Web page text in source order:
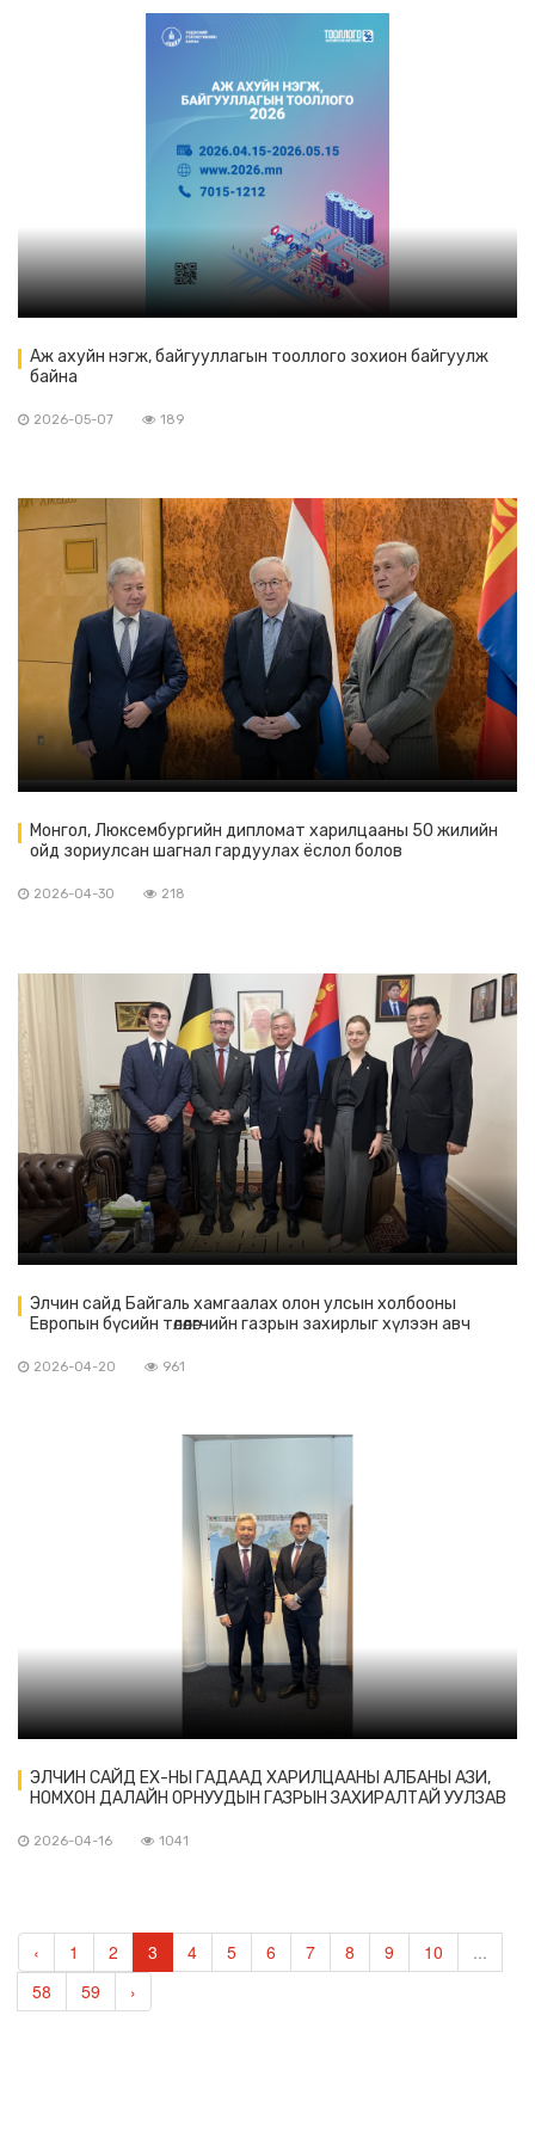
Аж ахуйн нэгж, байгууллагын тооллого зохион байгуулж
байна
2026-05-07 189
Монгол, Люксембургийн дипломат харилцааны 50 жилийн
ойд зориулсан шагнал гардуулах ёслол болов
2026-04-30 218
Элчин сайд Байгаль хамгаалах олон улсын холбооны
Европын бүсийн төлөөлөгчийн газрын захирлыг хүлээн авч
2026-04-20 961
ЭЛЧИН САЙД ЕХ-НЫ ГАДААД ХАРИЛЦААНЫ АЛБАНЫ АЗИ,
НОМХОН ДАЛАЙН ОРНУУДЫН ГАЗРЫН ЗАХИРАЛТАЙ УУЛЗАВ
2026-04-16 1041
‹ 1 2 3 4 5 6 7 8 9 10
...
58
59 ›